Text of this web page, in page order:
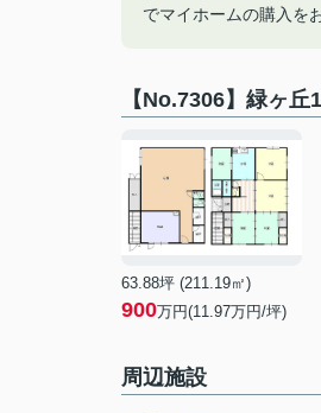
でマイホームの購入を
【No.7306】緑ヶ
63.88坪 (211.19㎡)
900万円(11.97万円/坪)
周辺施設